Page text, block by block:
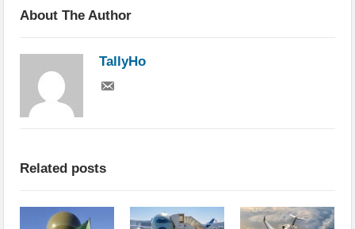
About The Author
TallyHo
Related posts